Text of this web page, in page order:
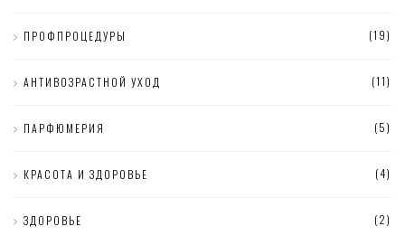
ПРОФПРОЦЕДУРЫ (19)
АНТИВОЗРАСТНОЙ УХОД (11)
ПАРФЮМЕРИЯ (5)
КРАСОТА И ЗДОРОВЬЕ (4)
ЗДОРОВЬЕ (2)